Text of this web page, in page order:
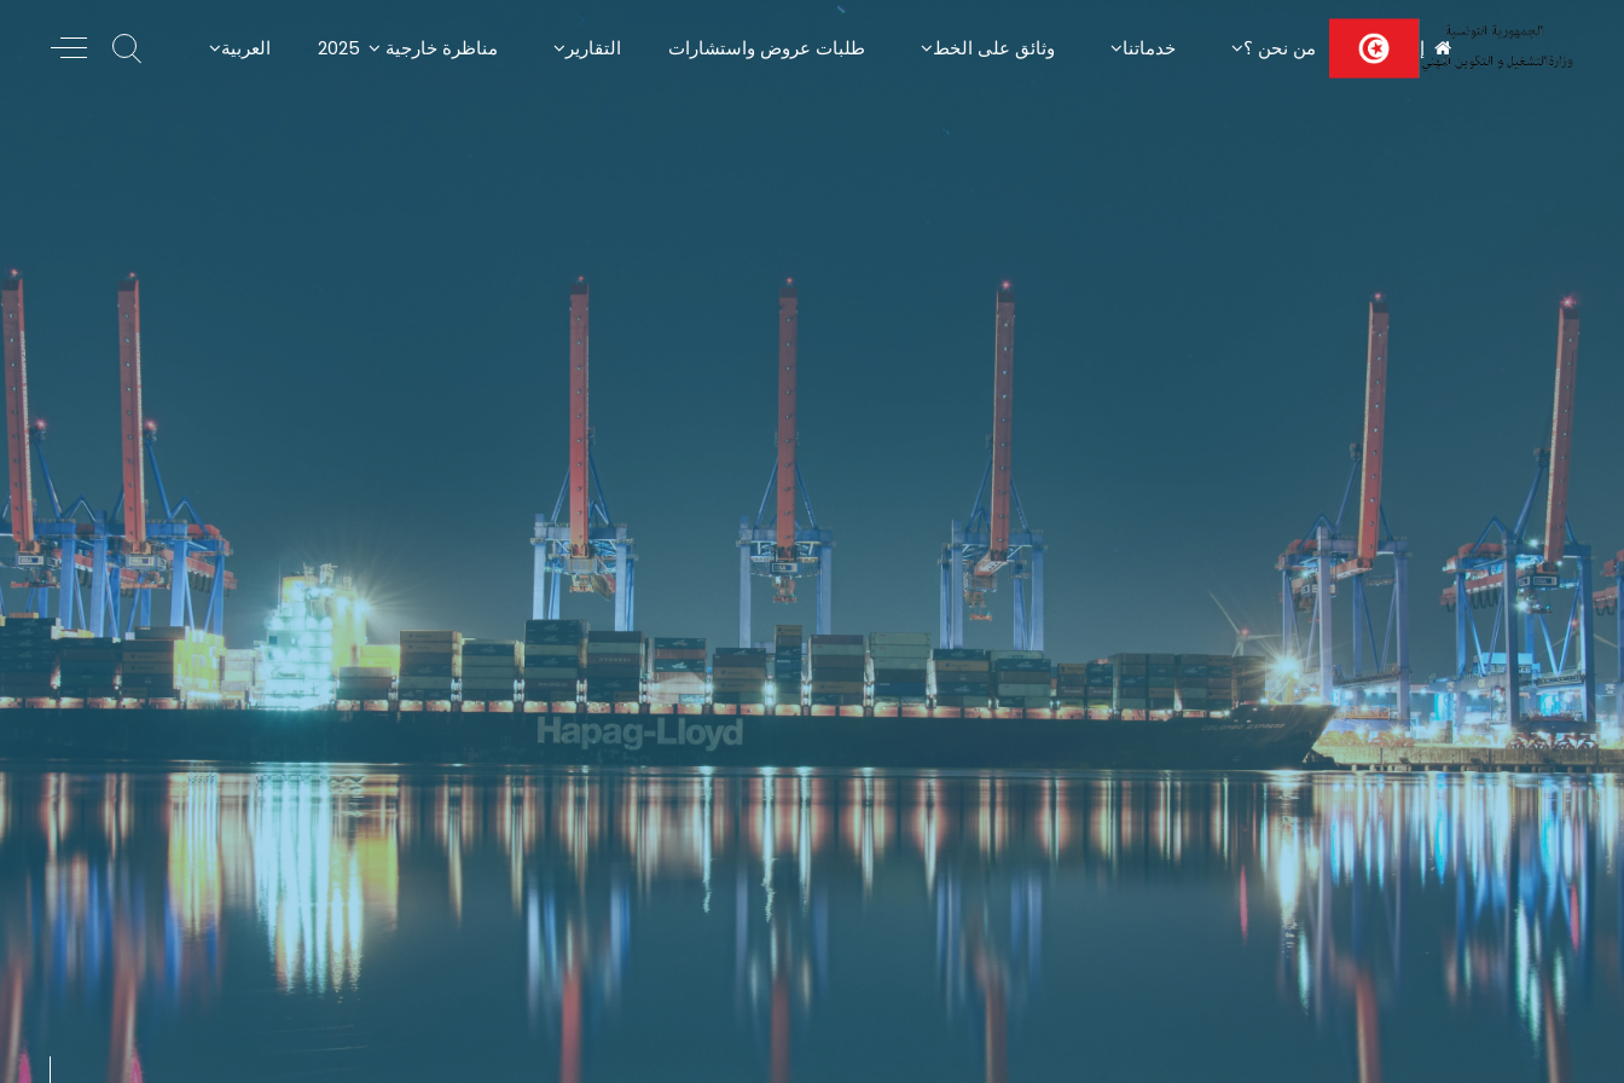
إستقبال من نحن ؟ خدماتنا وثائق على الخط طلبات عروض واستشارات التقارير مناظرة خارجية 2025 العربية